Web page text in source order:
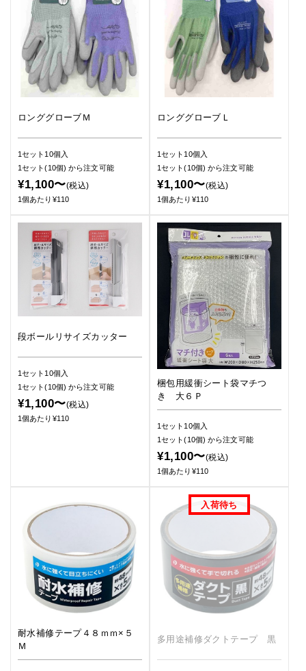
ロンググローブＭ
1セット10個入
1セット(10個)から注文可能
¥1,100〜(税込)
1個あたり¥110
ロンググローブＬ
1セット10個入
1セット(10個)から注文可能
¥1,100〜(税込)
1個あたり¥110
段ボールリサイズカッター
1セット10個入
1セット(10個)から注文可能
¥1,100〜(税込)
1個あたり¥110
梱包用緩衝シート袋マチつ
き 大６Ｐ
1セット10個入
1セット(10個)から注文可能
¥1,100〜(税込)
1個あたり¥110
耐水補修テープ４８ｍｍ×５
Ｍ
多用途補修ダクトテープ 黒